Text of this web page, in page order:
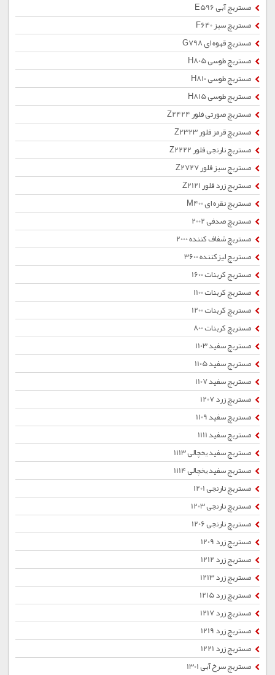
مستربچ آبی E596
مستربچ سبز F640
مستربچ قهوه ای G798
مستربچ طوسی H805
مستربچ طوسی H810
مستربچ طوسی H815
مستربچ صورتی فلور Z2424
مستربچ قرمز فلور Z2323
مستربچ نارنجی فلور Z2222
مستربچ سبز فلور Z2727
مستربچ زرد فلور Z2121
مستربچ نقره ای M400
مستربچ صدفی 2002
مستربچ شفاف کننده 2000
مستربچ لیزکننده 3600
مستربچ کربنات 1600
مستربچ کربنات 1100
مستربچ کربنات 1200
مستربچ کربنات 800
مستربچ سفید 1103
مستربچ سفید 1105
مستربچ سفید 1107
مستربچ زرد 1207
مستربچ سفید 1109
مستربچ سفید 1111
مستربچ سفید یخچالی 1113
مستربچ سفید یخچالی 1114
مستربچ نارنجی 1201
مستربچ نارنجی 1203
مستربچ نارنجی 1206
مستربچ زرد 1209
مستربچ زرد 1212
مستربچ زرد 1213
مستربچ زرد 1215
مستربچ زرد 1217
مستربچ زرد 1219
مستربچ زرد 1221
مستربچ سرخ آبی 1301